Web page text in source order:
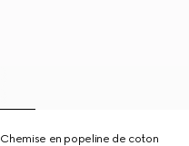
Chemise en popeline de coton